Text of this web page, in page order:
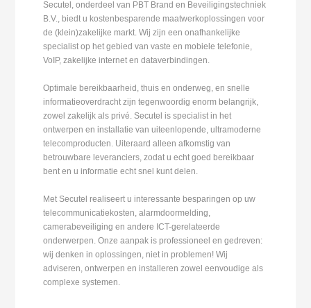
Secutel, onderdeel van PBT Brand en Beveiligingstechniek
B.V., biedt u kostenbesparende maatwerkoplossingen voor
de (klein)zakelijke markt. Wij zijn een onafhankelijke
specialist op het gebied van vaste en mobiele telefonie,
VoIP, zakelijke internet en dataverbindingen.
Optimale bereikbaarheid, thuis en onderweg, en snelle
informatieoverdracht zijn tegenwoordig enorm belangrijk,
zowel zakelijk als privé. Secutel is specialist in het
ontwerpen en installatie van uiteenlopende, ultramoderne
telecomproducten. Uiteraard alleen afkomstig van
betrouwbare leveranciers, zodat u echt goed bereikbaar
bent en u informatie echt snel kunt delen.
Met Secutel realiseert u interessante besparingen op uw
telecommunicatiekosten, alarmdoormelding,
camerabeveiliging en andere ICT-gerelateerde
onderwerpen. Onze aanpak is professioneel en gedreven:
wij denken in oplossingen, niet in problemen! Wij
adviseren, ontwerpen en installeren zowel eenvoudige als
complexe systemen.